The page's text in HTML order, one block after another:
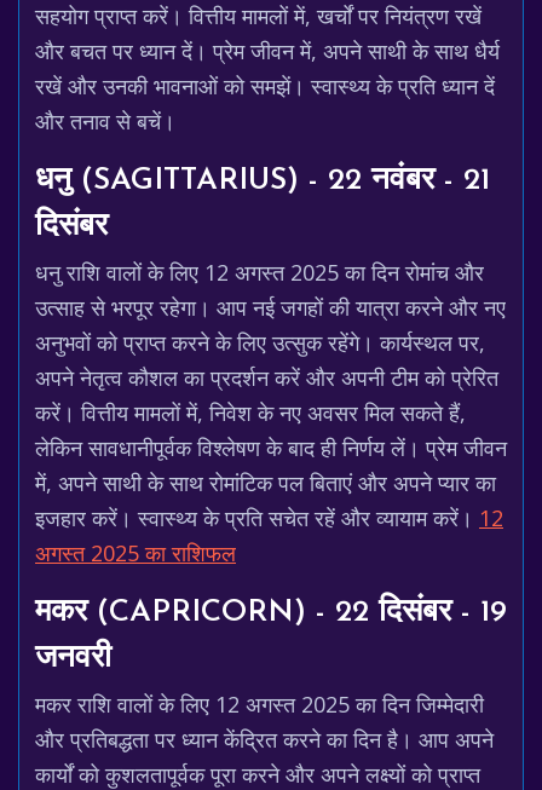
सहयोग प्राप्त करें। वित्तीय मामलों में, खर्चों पर नियंत्रण रखें
और बचत पर ध्यान दें। प्रेम जीवन में, अपने साथी के साथ धैर्य
रखें और उनकी भावनाओं को समझें। स्वास्थ्य के प्रति ध्यान दें
और तनाव से बचें।
धनु (SAGITTARIUS) - 22 नवंबर - 21
दिसंबर
धनु राशि वालों के लिए 12 अगस्त 2025 का दिन रोमांच और
उत्साह से भरपूर रहेगा। आप नई जगहों की यात्रा करने और नए
अनुभवों को प्राप्त करने के लिए उत्सुक रहेंगे। कार्यस्थल पर,
अपने नेतृत्व कौशल का प्रदर्शन करें और अपनी टीम को प्रेरित
करें। वित्तीय मामलों में, निवेश के नए अवसर मिल सकते हैं,
लेकिन सावधानीपूर्वक विश्लेषण के बाद ही निर्णय लें। प्रेम जीवन
में, अपने साथी के साथ रोमांटिक पल बिताएं और अपने प्यार का
इजहार करें। स्वास्थ्य के प्रति सचेत रहें और व्यायाम करें। 12
अगस्त 2025 का राशिफल
मकर (CAPRICORN) - 22 दिसंबर - 19
जनवरी
मकर राशि वालों के लिए 12 अगस्त 2025 का दिन जिम्मेदारी
और प्रतिबद्धता पर ध्यान केंद्रित करने का दिन है। आप अपने
कार्यों को कुशलतापूर्वक पूरा करने और अपने लक्ष्यों को प्राप्त